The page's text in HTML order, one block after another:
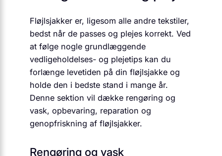
Fløjlsjakker er, ligesom alle andre tekstiler,
bedst når de passes og plejes korrekt. Ved
at følge nogle grundlæggende
vedligeholdelses- og plejetips kan du
forlænge levetiden på din fløjlsjakke og
holde den i bedste stand i mange år.
Denne sektion vil dække rengøring og
vask, opbevaring, reparation og
genopfriskning af fløjlsjakker.
Rengøring og vask